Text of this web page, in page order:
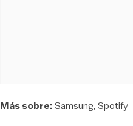
Más sobre:Samsung Spotify